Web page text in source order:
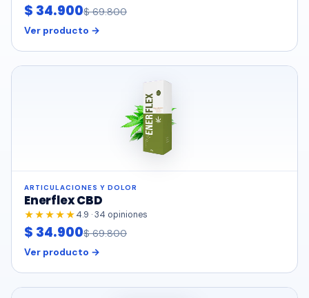
$ 34.900$ 69.800
Ver producto →
ARTICULACIONES Y DOLOR
Enerflex CBD
★★★★★4.9 · 34 opiniones
$ 34.900$ 69.800
Ver producto →